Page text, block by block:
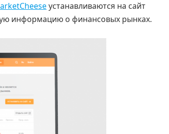
устанавливаются на сайт
информацию о финансовых рынках.